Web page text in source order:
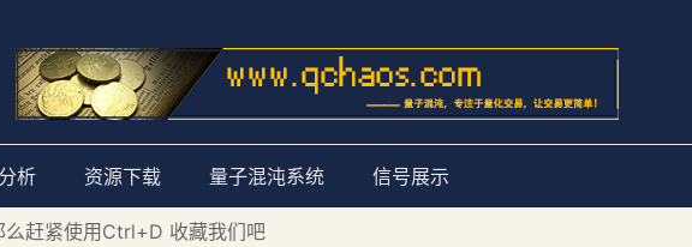
析 资源下载 量子混沌系统 信号展示
赶紧使用Ctrl+D 收藏我们吧